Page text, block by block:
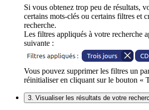
Si vous obtenez trop peu de résultats,
certains mots-clés ou certains filtres et
recherche.
Les filtres appliqués à votre recherche
suivante :
Vous pouvez supprimer les filtres un
réinitialiser en cliquant sur le bouton «
3. Visualiser les résultats de votre